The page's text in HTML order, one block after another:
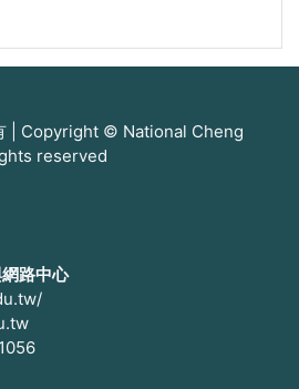
| Copyright © National Cheng
reserved
路中心